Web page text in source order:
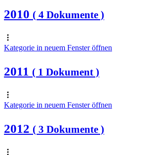
2010 ( 4 Dokumente )
Kategorie in neuem Fenster öffnen
2011 ( 1 Dokument )
Kategorie in neuem Fenster öffnen
2012 ( 3 Dokumente )